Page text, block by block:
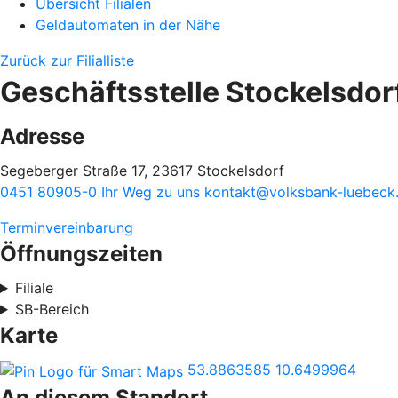
Übersicht Filialen
Geldautomaten in der Nähe
Zurück zur Filialliste
Geschäftsstelle
Adresse
Segeberger Straße 17, 23617 Stockelsdorf
0451 80905-0 Ihr Weg zu uns kontakt@volksbank-
Terminvereinbarung
Öffnungszeiten
Filiale
SB-Bereich
Karte
53.8863585 10.6499964